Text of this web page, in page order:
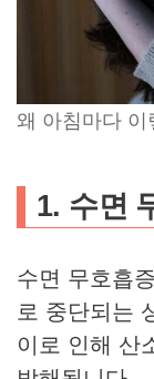
왜 아침마다 이
1. 수면
수면 무호흡
로 중단되는
이로 인해 산